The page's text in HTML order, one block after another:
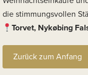
die stimmungsvollen
Torvet, Nykøbing
Zurück zum Anfang